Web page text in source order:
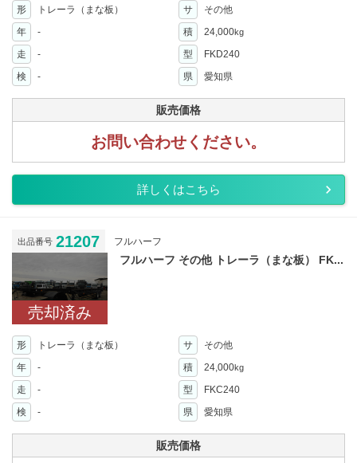
形 トレーラ（まな板） サ
その他
年
- 積 24,000kg
走 - 型
FKD240
検
- 県 愛知県
販売価格
お問い合わせください。
詳しくはこちら
出品番号 21207 フルハーフ
売却済み
フルハーフ その他 トレーラ（まな板） FK...
形 トレーラ（まな板） サ
その他
年
- 積 24,000kg
走 - 型
FKC240
検
- 県 愛知県
販売価格